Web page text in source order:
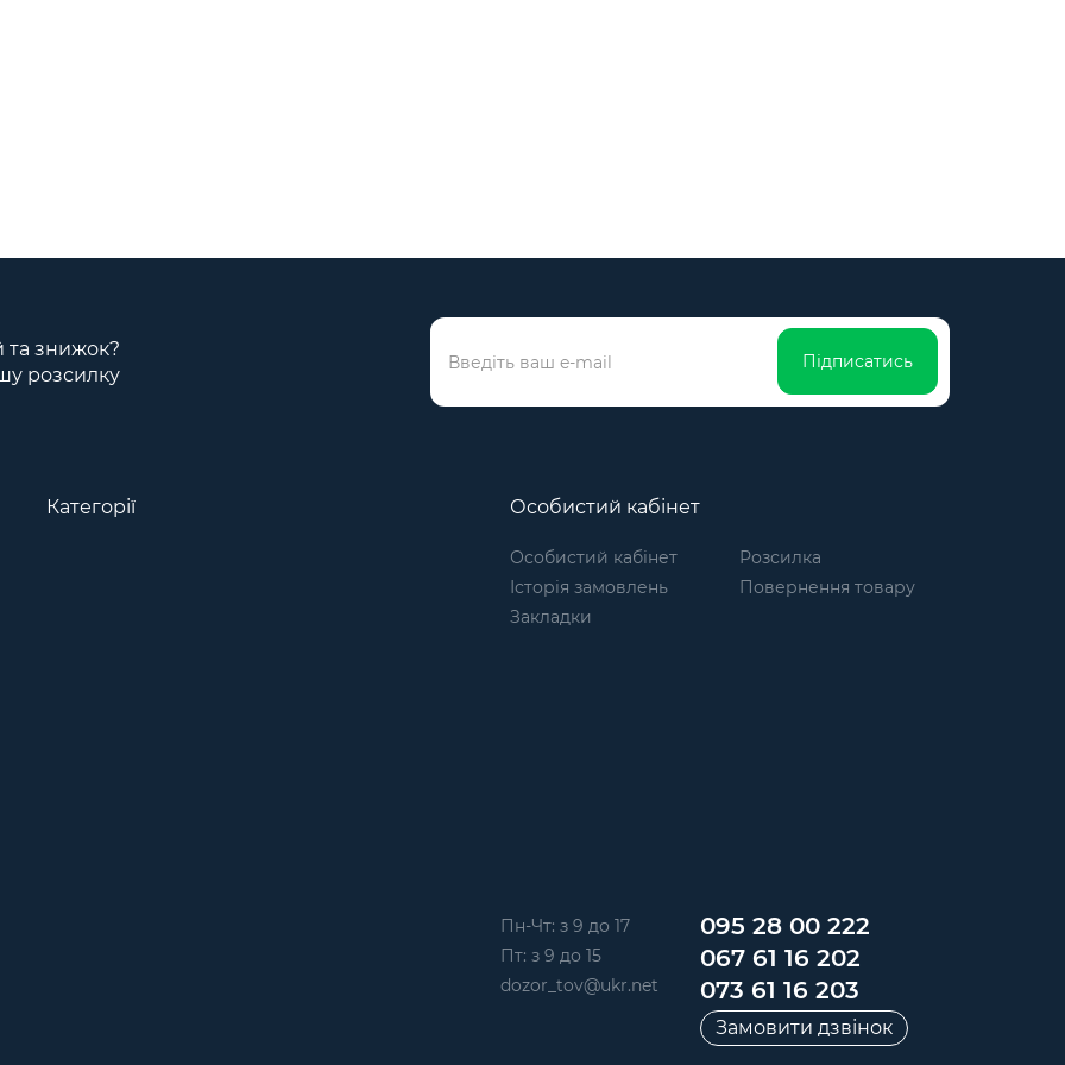
та знижок?
розсилку
Підписатись
Категорії Особистий кабінет
Особистий кабінет
Історія замовлень
Закладки
Розсилка
Повернення товару
Пн-Чт: з 9 до 17
Пт: з 9 до 15
dozor_tov@ukr.net
095 28 00 222
067 61 16 202
073 61 16 203
Замовити дзвінок